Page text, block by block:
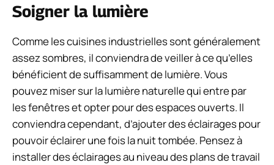
Soigner la lumière
Comme les cuisines industrielles sont généralement
assez sombres, il conviendra de veiller à ce qu’elles
bénéficient de suffisamment de lumière. Vous
pouvez miser sur la lumière naturelle qui entre par
les fenêtres et opter pour des espaces ouverts. Il
conviendra cependant, d’ajouter des éclairages pour
pouvoir éclairer une fois la nuit tombée. Pensez à
installer des éclairages au niveau des plans de travail